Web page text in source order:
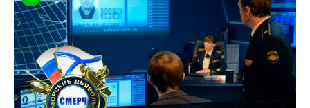
сделал это ни кто иной, как Гилберт…